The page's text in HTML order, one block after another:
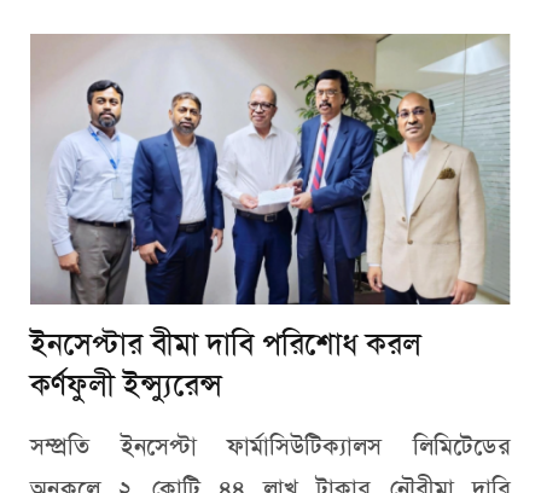
ইনসেপ্টার বীমা দাবি পরিশোধ করল
কর্ণফুলী ইন্স্যুরেন্স
সম্প্রতি ইনসেপ্টা ফার্মাসিউটিক্যালস লিমিটেডের